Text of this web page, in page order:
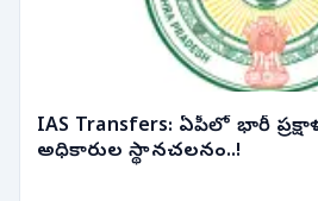
IAS Transfers: ఏపీలో భారీ
అధికారుల స్థానచలనం..!